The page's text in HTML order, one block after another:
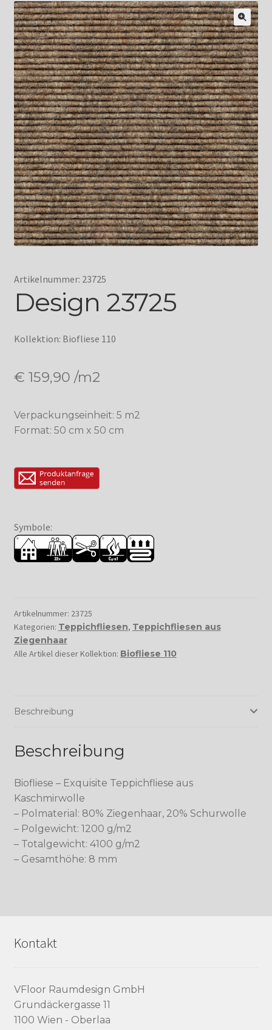
Artikelnummer: 23725
Design 23725
Kollektion: Biofliese 110
€ 159,90 /m2
Verpackungseinheit: 5 m2
Format: 50 cm x 50 cm
Symbole:
Artikelnummer: 23725
Kategorien: Teppichfliesen, Teppichfliesen aus
Ziegenhaar
Alle Artikel dieser Kollektion: Biofliese 110
Beschreibung
Beschreibung
Biofliese – Exquisite Teppichfliese aus
Kaschmirwolle
– Polmaterial: 80% Ziegenhaar, 20% Schurwolle
– Polgewicht: 1200 g/m2
– Totalgewicht: 4100 g/m2
– Gesamthöhe: 8 mm
Kontakt
VFloor Raumdesign GmbH
Grundäckergasse 11
1100 Wien - Oberlaa